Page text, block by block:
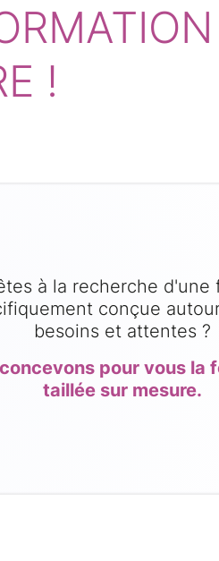
!
à la recherche d'une
conçue
besoins et attentes ?
pour vous la
taillée sur mesure.